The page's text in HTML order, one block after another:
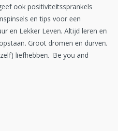
ook positiviteitssprankels
en tips voor een
en Lekker Leven. Altijd leren en
Groot dromen en durven.
liefhebben. 'Be you and